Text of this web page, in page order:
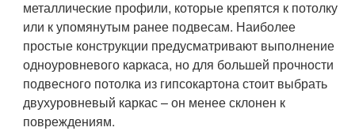
металлические профили, которые крепятся к потолку
или к упомянутым ранее подвесам. Наиболее
простые конструкции предусматривают выполнение
одноуровневого каркаса, но для большей прочности
подвесного потолка из гипсокартона стоит выбрать
двухуровневый каркас – он менее склонен к
повреждениям.